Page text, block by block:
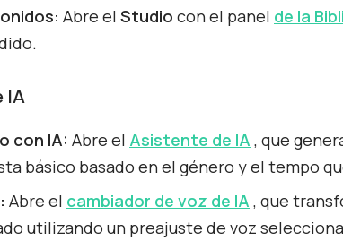
Abre el Studio con el panel de la
IA
con IA: Abre el Asistente de IA , que
básico basado en el género y el tempo
Abre el cambiador de voz de IA , que
utilizando un preajuste de voz